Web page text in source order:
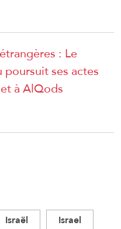
: Le
ses actes
à AlQods
Israël
Israel